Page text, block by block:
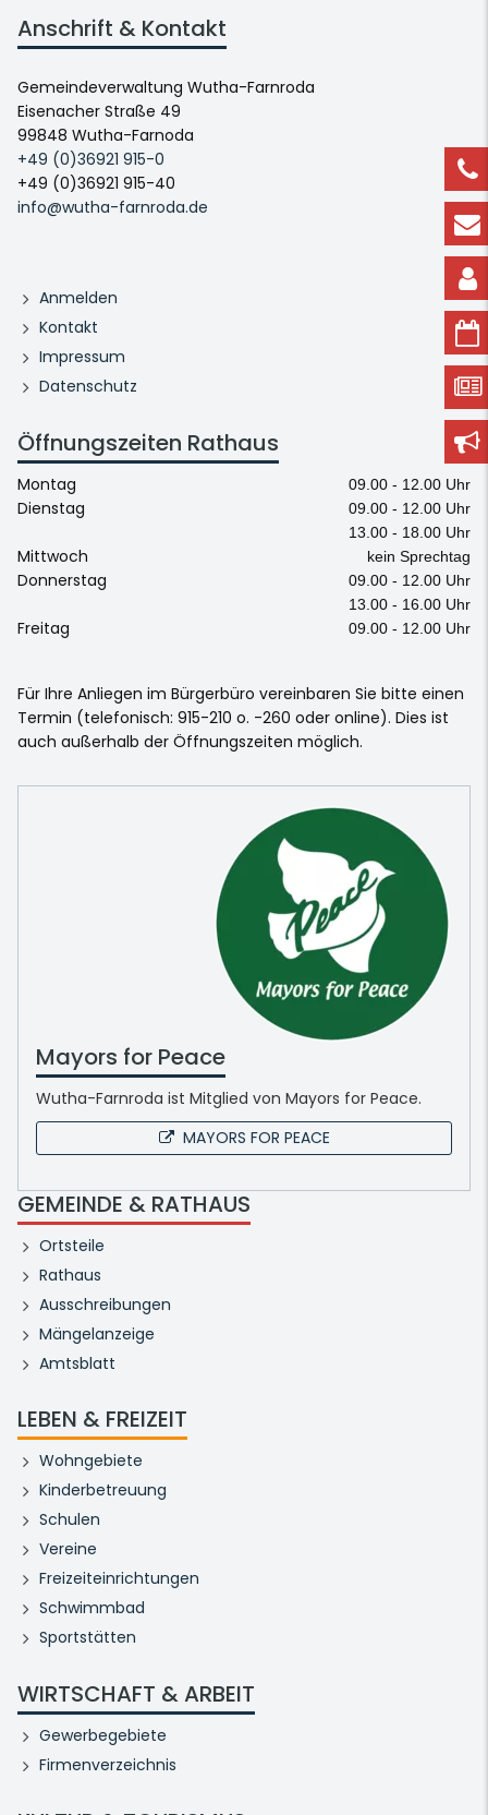
Anschrift & Kontakt
Gemeindeverwaltung Wutha-Farnroda
Eisenacher Straße 49
99848 Wutha-Farnoda
+49 (0)36921 915-0
+49 (0)36921 915-40
info@wutha-farnroda.de
Anmelden
Kontakt
Impressum
Datenschutz
Öffnungszeiten Rathaus
Montag 09.00 - 12.00 Uhr
Dienstag
09.00 - 12.00 Uhr
13.00 - 18.00 Uhr
Mittwoch kein Sprechtag
Donnerstag
09.00 - 12.00 Uhr
13.00 - 16.00 Uhr
Freitag 09.00 - 12.00 Uhr
Für Ihre Anliegen im Bürgerbüro vereinbaren Sie bitte einen
Termin (telefonisch: 915-210 o. -260 oder online). Dies ist
auch außerhalb der Öffnungszeiten möglich.
Mayors for Peace
Wutha-Farnroda ist Mitglied von Mayors for Peace.
MAYORS FOR PEACE
GEMEINDE & RATHAUS
Ortsteile
Rathaus
Ausschreibungen
Mängelanzeige
Amtsblatt
LEBEN & FREIZEIT
Wohngebiete
Kinderbetreuung
Schulen
Vereine
Freizeiteinrichtungen
Schwimmbad
Sportstätten
WIRTSCHAFT & ARBEIT
Gewerbegebiete
Firmenverzeichnis